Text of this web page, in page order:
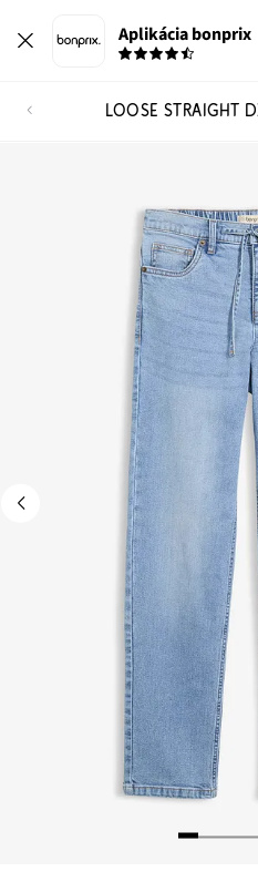
Aplikácia bonprix
LOOSE STRAIGHT